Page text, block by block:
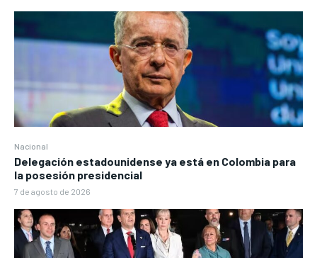
Nacional
Delegación estadounidense ya está en Colombia para
la posesión presidencial
7 de agosto de 2026